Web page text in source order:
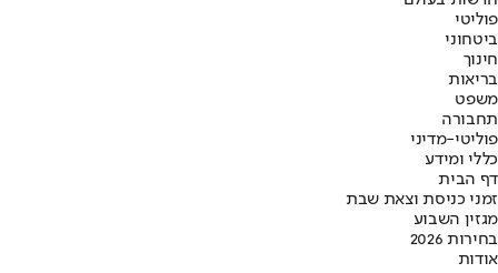
פוליטי
ביטחוני
חינוך
בריאות
משפט
תחבורה
פוליטי-מדיני
כללי ומידע
דף הבית
זמני כניסת וצאת שבת
מגזין השבוע
בחירות 2026
אודות